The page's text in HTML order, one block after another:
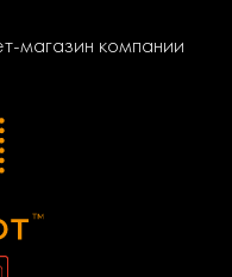
магазин компании